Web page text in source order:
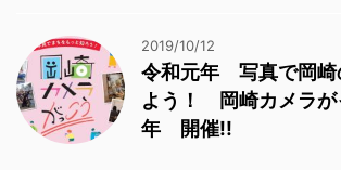
2019/10/12
令和元年 写真で岡崎
よう！ 岡崎カメラが
年 開催!!